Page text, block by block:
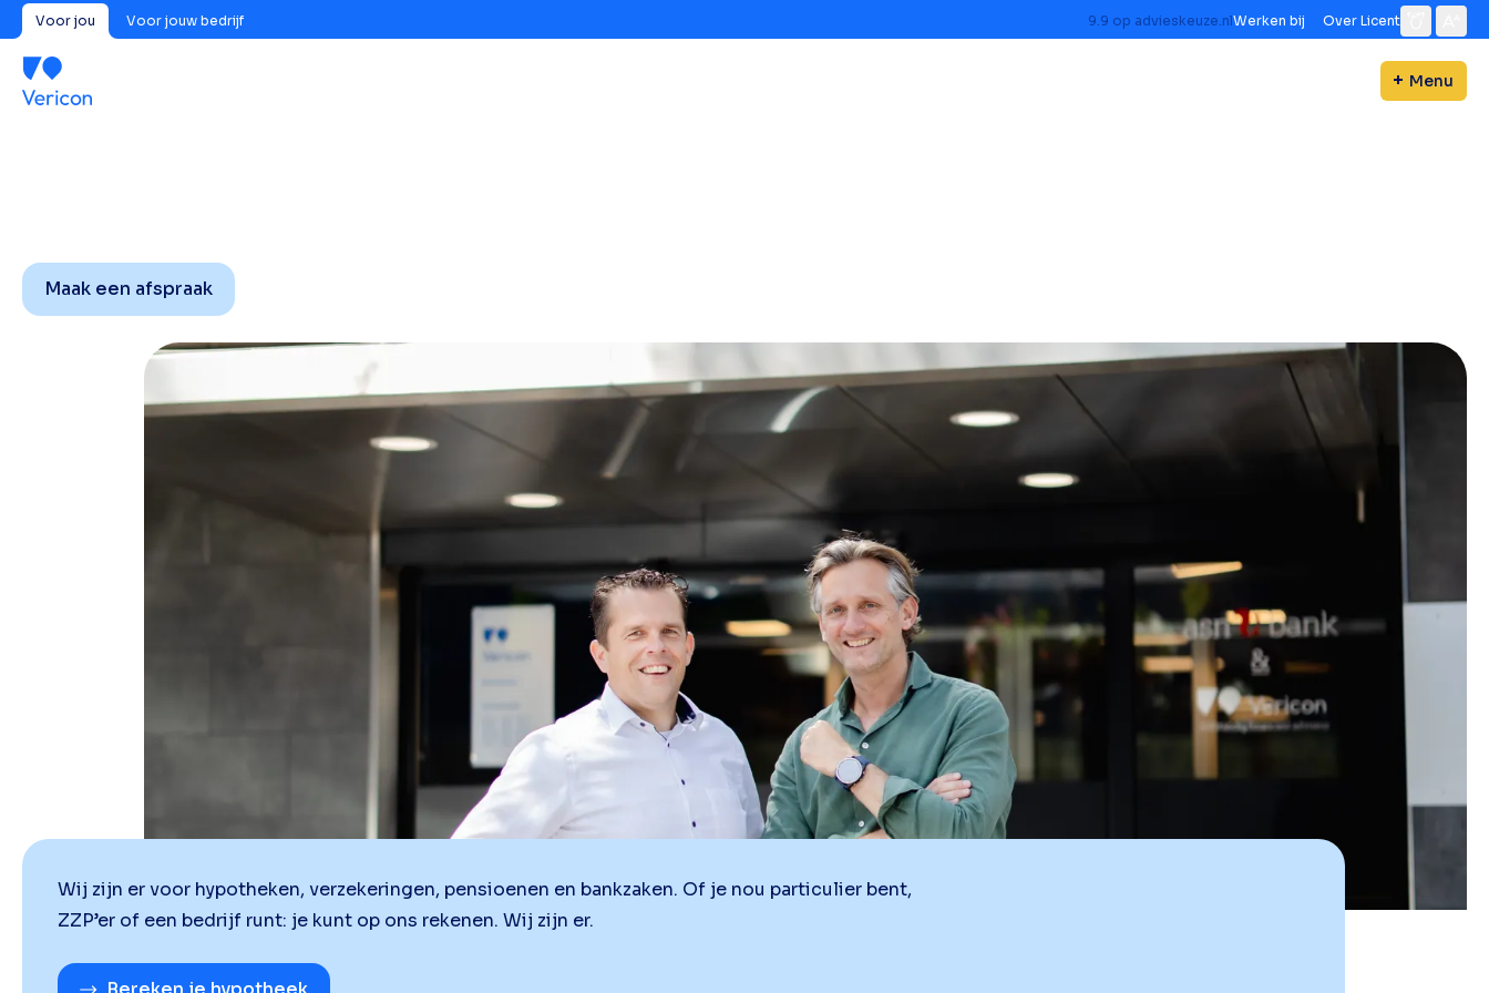
Voor jou Voor jouw bedrijf 9.9 op advieskeuze.nlWerken bij Over Licent
Menu
Maak een afspraak
Wij zijn er voor hypotheken, verzekeringen, pensioenen en bankzaken. Of je nou particulier bent,
ZZP’er of een bedrijf runt: je kunt op ons rekenen. Wij zijn er.